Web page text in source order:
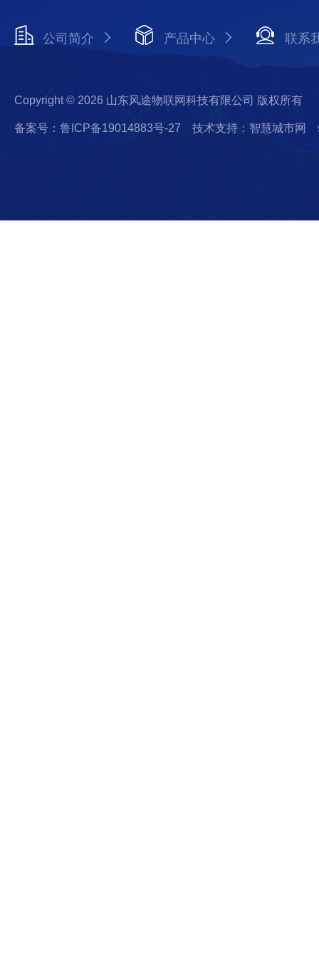
公司简介 产品中心 联系
Copyright © 2026 山东风途物联网科技有限公司 版权所有
备案号：鲁ICP备19014883号-27 技术支持：智慧城市网